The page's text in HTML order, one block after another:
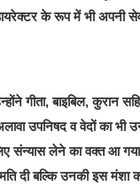
के रूप में भी अपनी
गीता, बाइबिल, कुरान
उपनिषद व वेदों का भी
संन्यास लेने का वक्त आ
दी बल्कि उनकी इस